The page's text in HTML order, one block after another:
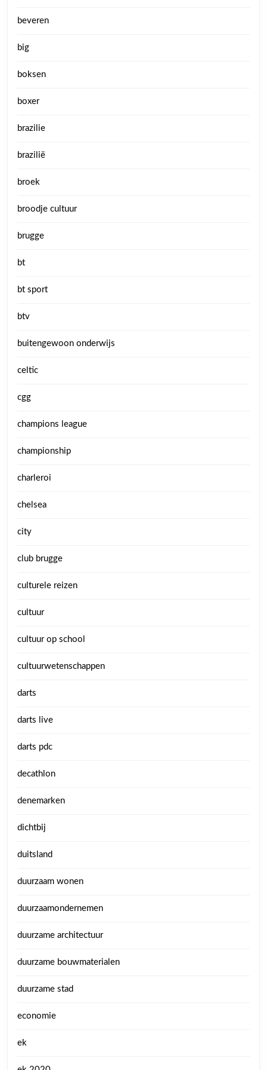
beveren
big
boksen
boxer
brazilie
brazilië
broek
broodje cultuur
brugge
bt
bt sport
btv
buitengewoon onderwijs
celtic
cgg
champions league
championship
charleroi
chelsea
city
club brugge
culturele reizen
cultuur
cultuur op school
cultuurwetenschappen
darts
darts live
darts pdc
decathlon
denemarken
dichtbij
duitsland
duurzaam wonen
duurzaamondernemen
duurzame architectuur
duurzame bouwmaterialen
duurzame stad
economie
ek